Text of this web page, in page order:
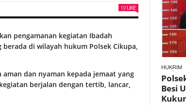
LIKE
pengamanan kegiatan Ibadah
di wilayah hukum Polsek Cikupa,
dan nyaman kepada jemaat yang
berjalan dengan tertib, lancar,
HUKRIM
Besi